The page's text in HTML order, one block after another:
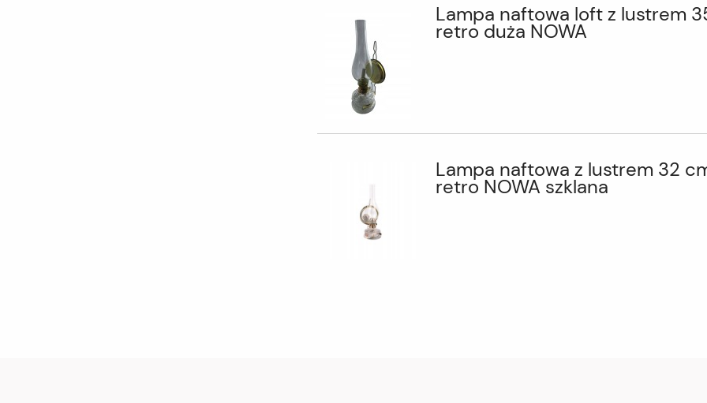
Lampa naftowa loft z lustrem
retro duża NOWA
Lampa naftowa z lustrem 32
retro NOWA szklana